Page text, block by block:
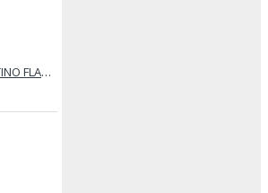
ΑΝΔΡΙΚΟ ΔΕΡΜΑΤΙΝΟ FLAT ΣΑΝΔΑΛΙ ΜΑΥΡΟ ΔΟΥΚΑΣ